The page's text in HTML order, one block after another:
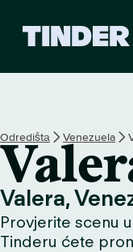
Odredištа Venezuela
Valera,
Provjerite scenu
Tinderu ćete